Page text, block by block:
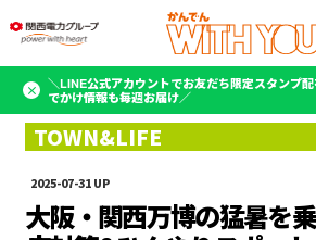
＼LINE公式アカウントでお友だち限定スタンプ
でかけ情報も毎週お届け／
2025-07-31
大阪・関西万博の猛暑を